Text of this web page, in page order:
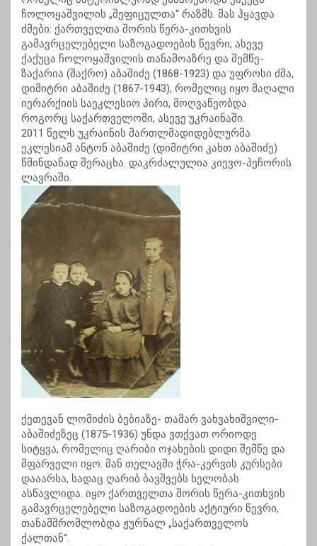
ჩოლოყაშვილის „შეფიცულთა“ რაზმს. მას ჰყავდა
ძმები: ქართველთა შორის წერა-კითხვის
გამავრცელებელი საზოგადოების წევრი, ასევე
ქაქუცა ჩოლოყაშვილის თანამოაზრე და შემწე-
ზაქარია (შაქრო) აბაშიძე (1868-1923) და უფროსი ძმა,
დიმიტრი აბაშიძე (1867-1943), რომელიც იყო მაღალი
იერარქიის საეკლესიო პირი, მოღვაწეობდა
როგორც საქართველოში, ასევე უკრაინაში.
2011 წელს უკრაინის მართლმადიდებლურმა
ეკლესიამ ანტონ აბაშიძე (დიმიტრი კახთ აბაშიძე)
წმინდანად შერაცხა. დაკრძალულია კიევო-პეჩორის
ლავრაში.
ქეთევან ლომიძის ბებიაზე- თამარ ვახვახიშვილი-
აბაშიძეზეც (1875-1936) უნდა ვთქვათ ორიოდე
სიტყვა, რომელიც ღარიბი ოჯახების დიდი შემწე და
მფარველი იყო. მან თელავში ჭრა-კერვის კურსები
დააარსა, სადაც ღარიბ ბავშვებს ხელობას
ასწავლიდა. იყო ქართველთა შორის წერა-კითხვის
გამავრცელებელი საზოგადოების აქტიური წევრი,
თანამშრომლობდა ჟურნალ „საქართველოს
ქალთან“.